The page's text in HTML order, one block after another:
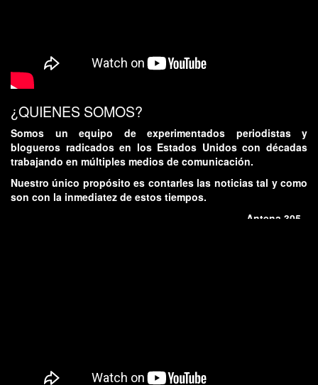
¿QUIENES SOMOS?
Somos un equipo de experimentados periodistas y
blogueros radicados en los Estados Unidos con décadas
trabajando en múltiples medios de comunicación.
Nuestro único propósito es contarles las noticias tal y como
son con la inmediatez de estos tiempos.
- Antena 305 -